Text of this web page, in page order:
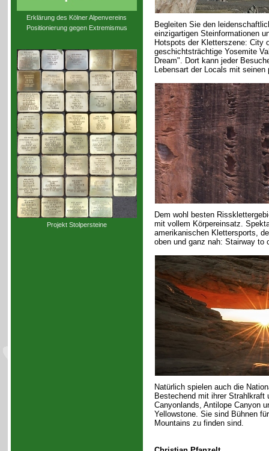
Erklärung des Kölner Alpenvereins
Positionierung gegen Extremismus
Projekt Stolpersteine
Begleiten Sie den
einzigartigen Steinformationen
Hotspots der Kletterszene: City
geschichtsträchtige Yosemite
Dream". Dort kann jeder
Lebensart der Locals mit
Dem wohl besten
mit vollem Körpereinsatz.
amerikanischen Klettersports,
oben und ganz nah: Stairway to
Natürlich spielen auch die
Bestechend mit ihrer Strahlkraft
Canyonlands, Antilope Canyon
Yellowstone. Sie sind Bühnen
Mountains zu finden sind.